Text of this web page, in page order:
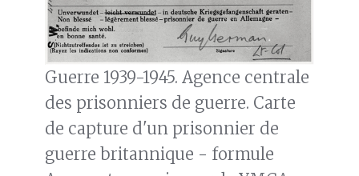
Guerre 1939-1945. Agence centrale
des prisonniers de guerre. Carte
de capture d'un prisonnier de
guerre britannique - formule